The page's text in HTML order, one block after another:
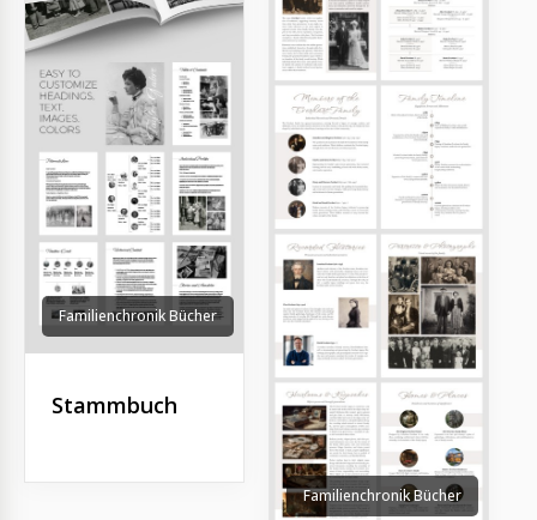
Familienchronik Bücher
Stammbuch
Familienchronik Bücher